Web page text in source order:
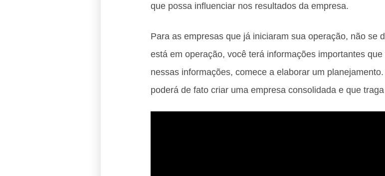
que possa influenciar nos resultados da empresa.
Para as empresas que já iniciaram sua operação, não se
está em operação, você terá informações importantes
nessas informações, comece a elaborar um
poderá de fato criar uma empresa consolidada e que